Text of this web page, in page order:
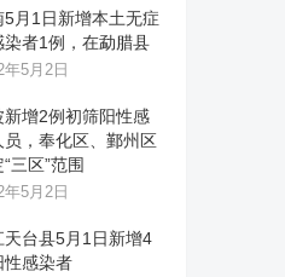
5月1日新增本土无症
染者1例，在勐腊县
年5月2日
新增2例初筛阳性感
员，奉化区、鄞州区
三区”范围
年5月2日
天台县5月1日新增4
性感染者